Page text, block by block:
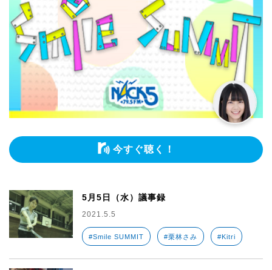
今すぐ聴く！
5月5日（水）議事録
2021.5.5
#Smile SUMMIT #栗林さみ #Kitri